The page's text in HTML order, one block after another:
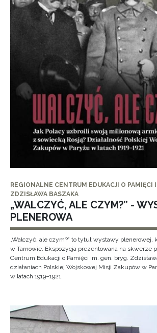
REGIONALNE CENTRUM EDUKACJI O PAMIĘCI
ZDZISŁAWA BASZAKA
„WALCZYĆ, ALE CZYM?” -
PLENEROWA
„Walczyć, ale czym?” to tytuł wystawy plenerowej,
w Tarnowie. Ekspozycja prezentowana na skwerze
Centrum Edukacji o Pamięci im. gen. bryg.
działaniach Polskiej Wojskowej Misji Zakupów w
w latach 1919–1921.